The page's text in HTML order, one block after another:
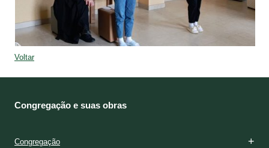
Voltar
Congregação e suas obras
Congregação